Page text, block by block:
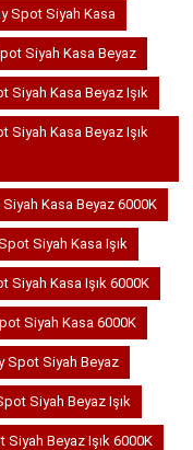
Spot Siyah Kasa
Siyah Kasa Beyaz
Siyah Kasa Beyaz Işık
Siyah Kasa Beyaz Işık
Kasa Beyaz 6000K
Siyah Kasa Işık
Siyah Kasa Işık 6000K
Siyah Kasa 6000K
Spot Siyah Beyaz
Siyah Beyaz Işık
Beyaz Işık 6000K